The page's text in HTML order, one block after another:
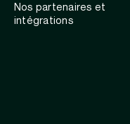
Nos partenaires et
intégrations